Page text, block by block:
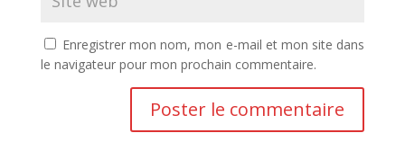
Enregistrer mon nom, mon e-mail et mon site dans
le navigateur pour mon prochain commentaire.